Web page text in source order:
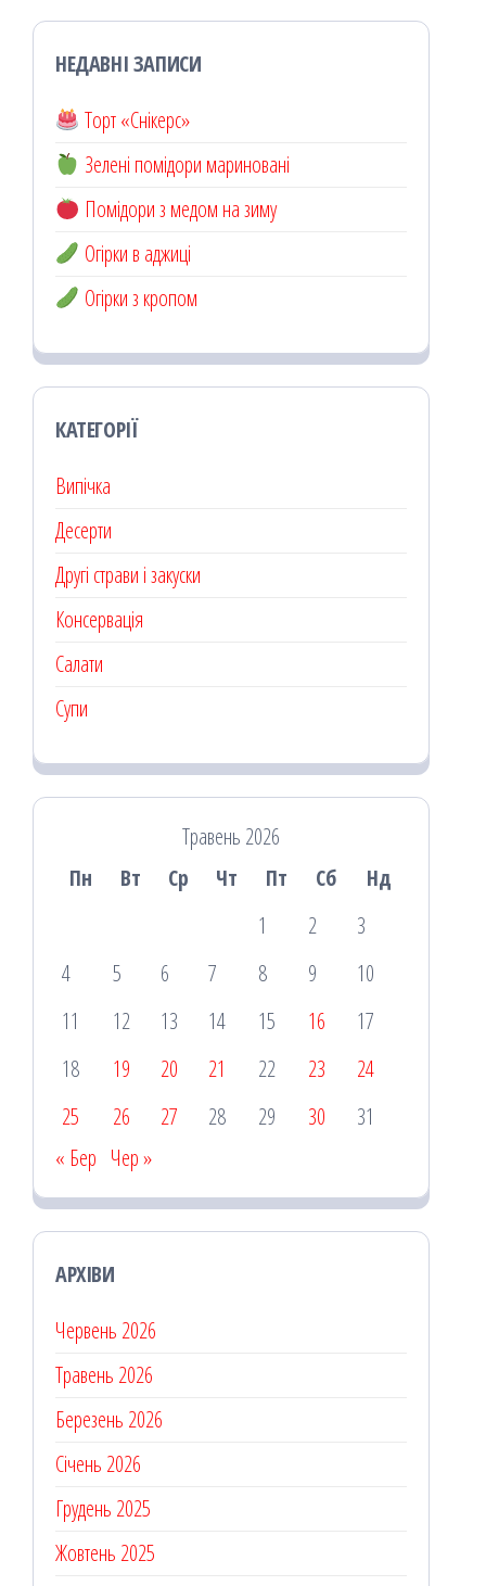
НЕДАВНІ ЗАПИСИ
Торт «Снікерс»
Зелені помідори мариновані
Помідори з медом на зиму
Огірки в аджиці
Огірки з кропом
КАТЕГОРІЇ
Випічка
Десерти
Другі страви і закуски
Консервація
Салати
Супи
Травень 2026
Пн
Вт Ср Чт Пт Сб
Нд
1
2
3
4
5 6 7 8 9
10
11
12 13 14 15 16
17
18
19 20 21 22 23
24
25
26 27 28 29 30
31
« Бер Чер »
АРХІВИ
Червень 2026
Травень 2026
Березень 2026
Січень 2026
Грудень 2025
Жовтень 2025